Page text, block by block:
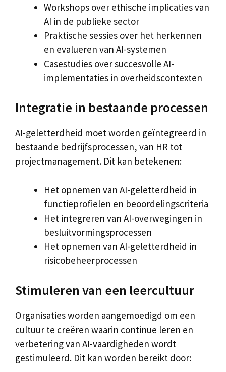
Workshops over ethische implicaties van
AI in de publieke sector
Praktische sessies over het herkennen
en evalueren van AI-systemen
Casestudies over succesvolle AI-
implementaties in overheidscontexten
Integratie in bestaande processen
AI-geletterdheid moet worden geïntegreerd in
bestaande bedrijfsprocessen, van HR tot
projectmanagement. Dit kan betekenen:
Het opnemen van AI-geletterdheid in
functieprofielen en beoordelingscriteria
Het integreren van AI-overwegingen in
besluitvormingsprocessen
Het opnemen van AI-geletterdheid in
risicobeheerprocessen
Stimuleren van een leercultuur
Organisaties worden aangemoedigd om een
cultuur te creëren waarin continue leren en
verbetering van AI-vaardigheden wordt
gestimuleerd. Dit kan worden bereikt door: